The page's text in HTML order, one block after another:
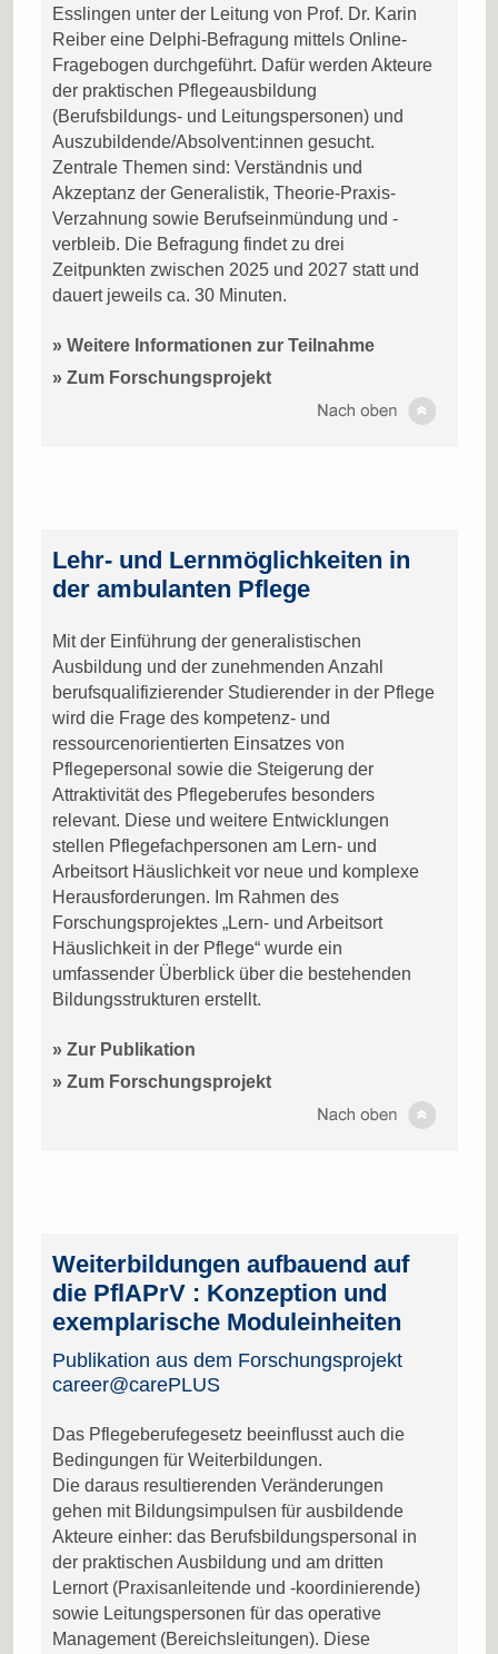
Esslingen unter der Leitung von Prof. Dr. Karin
Reiber eine Delphi-Befragung mittels Online-
Fragebogen durchgeführt. Dafür werden Akteure
der praktischen Pflegeausbildung
(Berufsbildungs- und Leitungspersonen) und
Auszubildende/Absolvent:innen gesucht.
Zentrale Themen sind: Verständnis und
Akzeptanz der Generalistik, Theorie-Praxis-
Verzahnung sowie Berufseinmündung und -
verbleib. Die Befragung findet zu drei
Zeitpunkten zwischen 2025 und 2027 statt und
dauert jeweils ca. 30 Minuten.
» Weitere Informationen zur Teilnahme
» Zum Forschungsprojekt
Lehr- und Lernmöglichkeiten in
der ambulanten Pflege
Mit der Einführung der generalistischen
Ausbildung und der zunehmenden Anzahl
berufsqualifizierender Studierender in der Pflege
wird die Frage des kompetenz- und
ressourcenorientierten Einsatzes von
Pflegepersonal sowie die Steigerung der
Attraktivität des Pflegeberufes besonders
relevant. Diese und weitere Entwicklungen
stellen Pflegefachpersonen am Lern- und
Arbeitsort Häuslichkeit vor neue und komplexe
Herausforderungen. Im Rahmen des
Forschungsprojektes „Lern- und Arbeitsort
Häuslichkeit in der Pflege“ wurde ein
umfassender Überblick über die bestehenden
Bildungsstrukturen erstellt.
» Zur Publikation
» Zum Forschungsprojekt
Weiterbildungen aufbauend auf
die PflAPrV : Konzeption und
exemplarische Moduleinheiten
Publikation aus dem Forschungsprojekt
career@carePLUS
Das Pflegeberufegesetz beeinflusst auch die
Bedingungen für Weiterbildungen.
Die daraus resultierenden Veränderungen
gehen mit Bildungsimpulsen für ausbildende
Akteure einher: das Berufsbildungspersonal in
der praktischen Ausbildung und am dritten
Lernort (Praxisanleitende und -koordinierende)
sowie Leitungspersonen für das operative
Management (Bereichsleitungen). Diese